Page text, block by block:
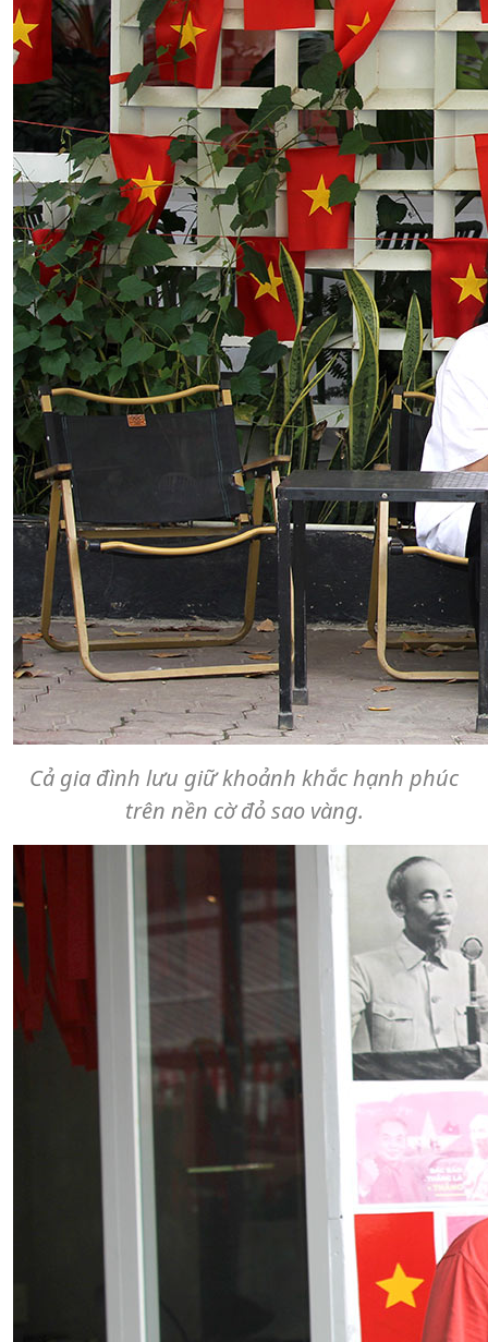
Cả gia đình lưu giữ khoảnh khắc hạnh phúc
trên nền cờ đỏ sao vàng.